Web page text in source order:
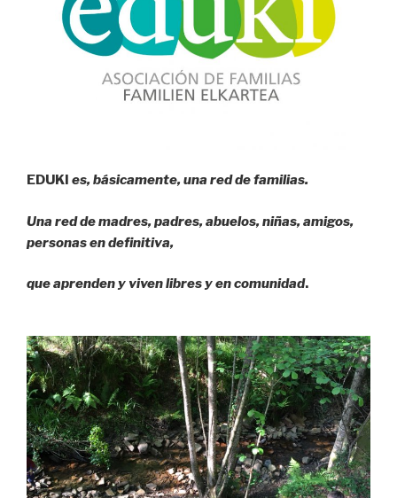
EDUK es, básicamente, una red de familias.
Una red de madres, padres, abuelos, niñas, amigos,
personas en definitiva,
que aprenden y viven libres y en comunidad.